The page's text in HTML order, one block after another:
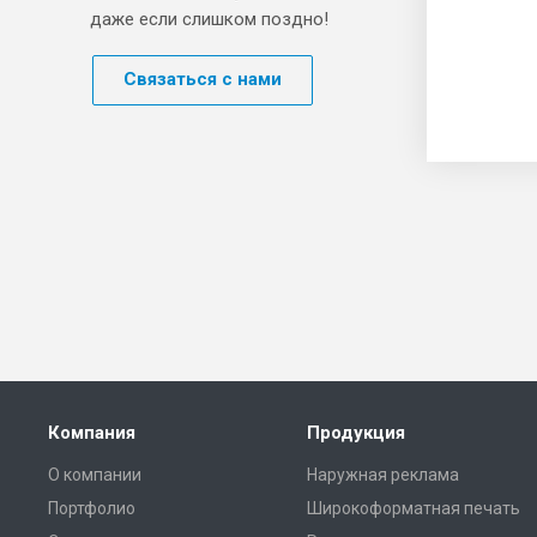
даже если слишком поздно!
Связаться с нами
Компания
О компании
Портфолио
Продукция
Наружная реклама
Широкоформатная печать